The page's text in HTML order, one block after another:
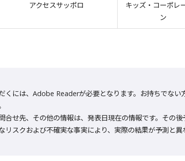
アクセスサッポロ
キッズ・コーポレ
ン
くには、Adobe Readerが必要となります。お持ちでな
合せ先、その他の情報は、発表日現在の情報です。その
リスクおよび不確実な事実により、実際の結果が予測と